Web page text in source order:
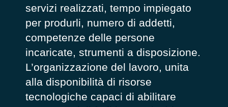
servizi realizzati, tempo impiegato
per produrli, numero di addetti,
competenze delle persone
incaricate, strumenti a disposizione.
L’organizzazione del lavoro, unita
alla disponibilità di risorse
tecnologiche capaci di abilitare